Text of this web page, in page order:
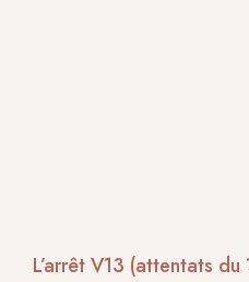
L’arrêt V13 (attentats